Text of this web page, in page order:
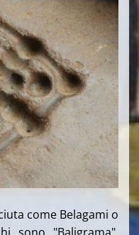
come Belagami o